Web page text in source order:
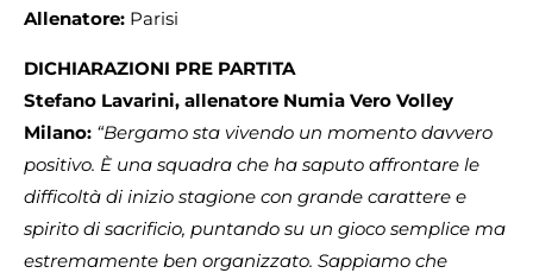
Allenatore: Parisi
DICHIARAZIONI PRE PARTITA
Stefano Lavarini, allenatore Numia Vero Volley
Milano: “Bergamo sta vivendo un momento davvero
positivo. È una squadra che ha saputo affrontare le
difficoltà di inizio stagione con grande carattere e
spirito di sacrificio, puntando su un gioco semplice ma
estremamente ben organizzato. Sappiamo che